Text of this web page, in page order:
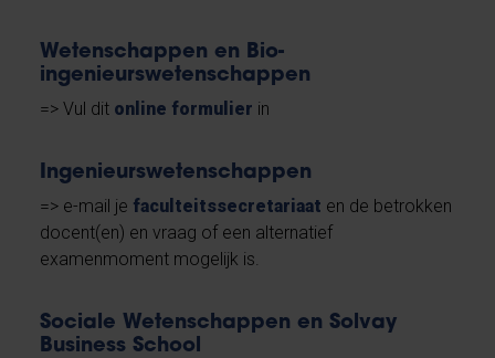
Wetenschappen en Bio-
ingenieurswetenschappen
=> Vul dit online formulier in
Ingenieurswetenschappen
=> e-mail je faculteitssecretariaat en de betrokken
docent(en) en vraag of een alternatief
examenmoment mogelijk is.
Sociale Wetenschappen en Solvay
Business School